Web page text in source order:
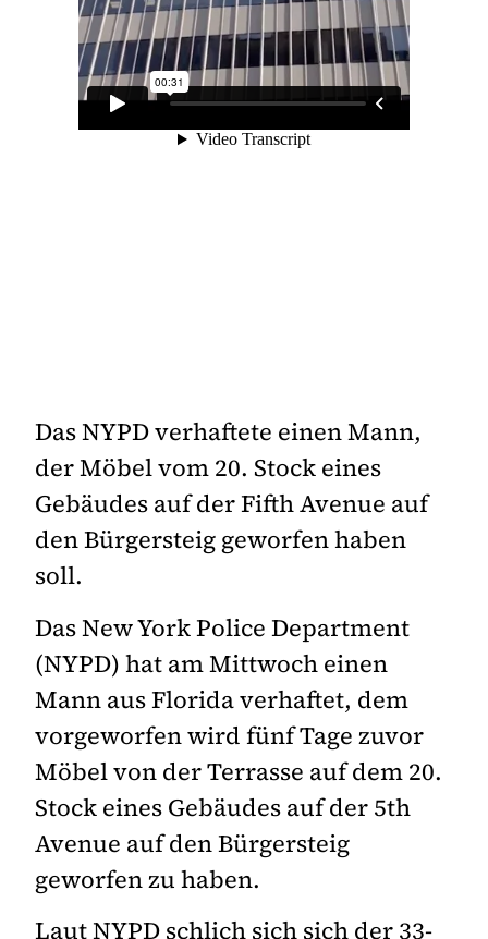
Das NYPD verhaftete einen Mann,
der Möbel vom 20. Stock eines
Gebäudes auf der Fifth Avenue auf
den Bürgersteig geworfen haben
soll.
Das New York Police Department
(NYPD) hat am Mittwoch einen
Mann aus Florida verhaftet, dem
vorgeworfen wird fünf Tage zuvor
Möbel von der Terrasse auf dem 20.
Stock eines Gebäudes auf der 5th
Avenue auf den Bürgersteig
geworfen zu haben.
Laut NYPD schlich sich sich der 33-